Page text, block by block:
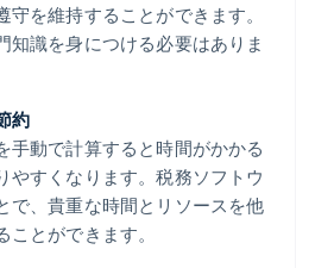
守を維持することができます。
知識を身につける必要はありま
約
手動で計算すると時間がかかる
やすくなります。税務ソフトウ
で、貴重な時間とリソースを他
とができます。